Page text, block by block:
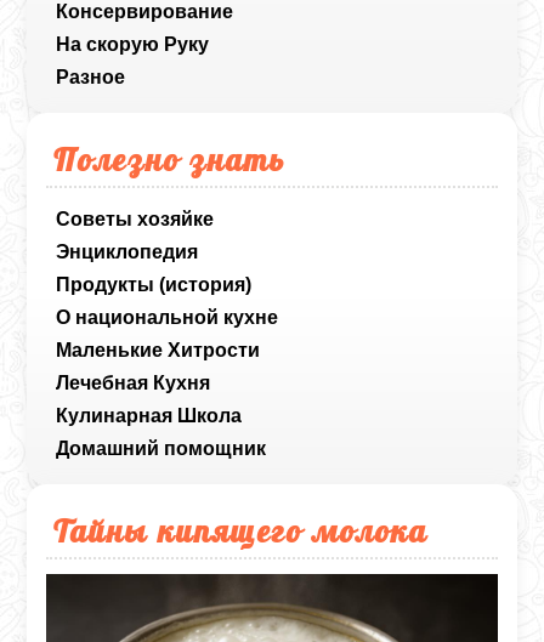
Консервирование
На скорую Руку
Разное
Полезно знать
Советы хозяйке
Энциклопедия
Продукты (история)
О национальной кухне
Маленькие Хитрости
Лечебная Кухня
Кулинарная Школа
Домашний помощник
Тайны кипящего молока